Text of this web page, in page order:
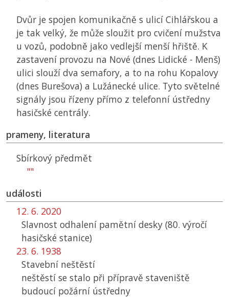
Dvůr je spojen komunikačně s ulicí Cihlářskou a
je tak velký, že může sloužit pro cvičení mužstva
u vozů, podobně jako vedlejší menší hřiště. K
zastavení provozu na Nové (dnes Lidické - Menš)
ulici slouží dva semafory, a to na rohu Kopalovy
(dnes Burešova) a Lužánecké ulice. Tyto světelné
signály jsou řízeny přímo z telefonní ústředny
hasičské centrály.
prameny, literatura
Sbírkový předmět
""
události
12. 6. 2020
Slavnost odhalení pamětní desky (80. výročí
hasičské stanice)
23. 6. 1938
Stavební neštěstí
neštěstí se stalo při přípravě staveniště
budoucí požární ústředny